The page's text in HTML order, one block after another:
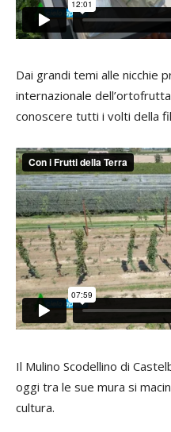
Dai grandi temi alle nicchie
internazionale
conoscere tutti i volti della
Il Mulino Scodellino di
oggi tra le sue mura si
cultura.